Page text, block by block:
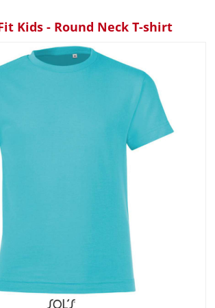
Kids - Round Neck T-shirt